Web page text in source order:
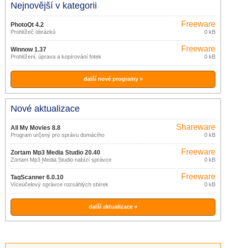
Nejnovější v kategorii
PhotoQt 4.2
Prohlížeč obrázků
Freeware
0 kB
Winnow 1.37
Prohlížení, úprava a kopírování fotek
Freeware
0 kB
další nové programy »
Nové aktualizace
All My Movies 8.8
Program určený pro správu domácího
archívu filmů na DVD nebo CD discích,
VHS páskách apod.
Shareware
0 kB
Zortam Mp3 Media Studio 20.40
Zortam Mp3 Media Studio nabízí správce
MP3 souborů umožňující jejich zařazení
do knihovny a vyhledávání, nástroj pro
úpravu ID3v1 a ID3v2.
Freeware
0 kB
TagScanner 6.0.10
Víceúčelový správce rozsáhlých sbírek
hudebních titulů.
Freeware
0 kB
další aktualizace »